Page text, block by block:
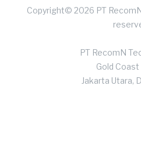
Copyright© 2026 PT
PT RecomN
Gold
Jakarta Utara,